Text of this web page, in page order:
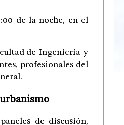
de la noche, en el
de Ingeniería y
profesionales del
de discusión,